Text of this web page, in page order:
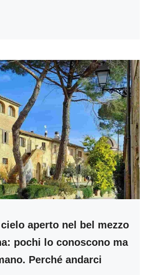
aperto nel bel mezzo
pochi lo conoscono ma
Perché andarci